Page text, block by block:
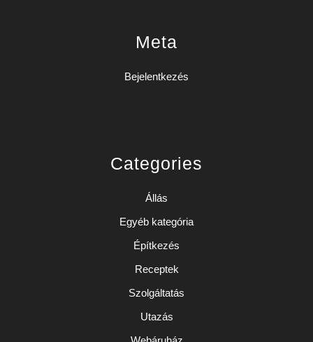
Meta
Bejelentkezés
Categories
Állás
Egyéb kategória
Építkezés
Receptek
Szolgáltatás
Utazás